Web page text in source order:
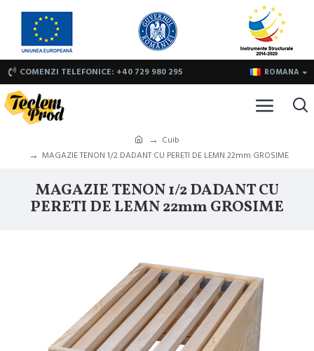
COMENZI TELEFONICE: +40 729 980 295 ROMANA
Cuib
MAGAZIE TENON 1/2 DADANT CU PERETI DE LEMN 22mm GROSIME
MAGAZIE TENON 1/2 DADANT CU
PERETI DE LEMN 22mm GROSIME